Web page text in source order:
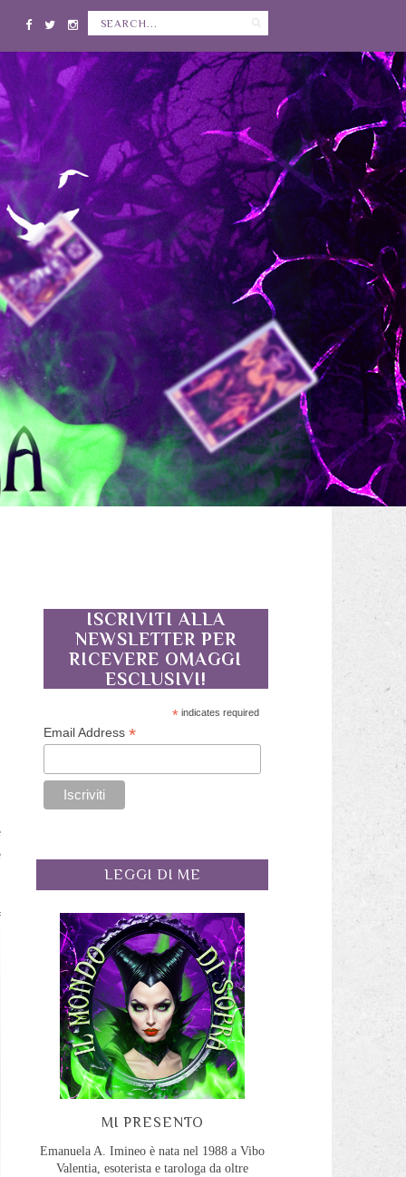
ISCRIVITI ALLA
NEWSLETTER PER
RICEVERE OMAGGI
ESCLUSIVI!
* indicates required
Email Address *
LEGGI DI ME
MI PRESENTO
Emanuela A. Imineo è nata nel 1988 a Vibo
Valentia, esoterista e tarologa da oltre